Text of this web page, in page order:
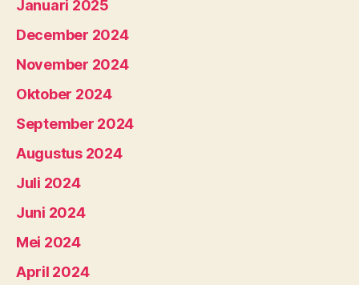
Januari 2025
December 2024
November 2024
Oktober 2024
September 2024
Augustus 2024
Juli 2024
Juni 2024
Mei 2024
April 2024